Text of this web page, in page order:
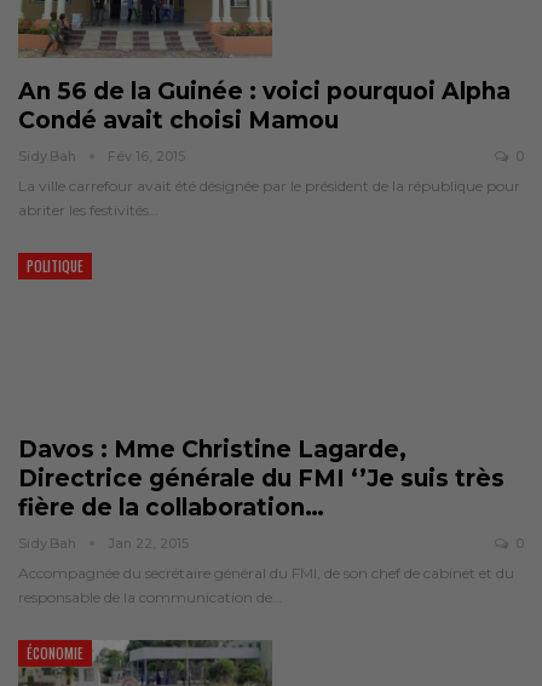
An 56 de la Guinée : voici pourquoi Alpha
Condé avait choisi Mamou
Sidy.bah Fév 16, 2015 0
La ville carrefour avait été désignée par le président de la république pour
abriter les festivités…
POLITIQUE
Davos : Mme Christine Lagarde,
Directrice générale du FMI ‘’Je suis très
fière de la collaboration…
Sidy.bah Jan 22, 2015 0
Accompagnée du secrétaire général du FMI, de son chef de cabinet et du
responsable de la communication de…
ÉCONOMIE